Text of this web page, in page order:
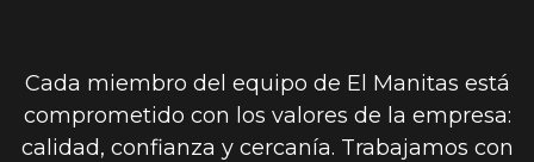
Cada miembro del equipo de El Manitas está
comprometido con los valores de la empresa:
calidad, confianza y cercanía. Trabajamos con